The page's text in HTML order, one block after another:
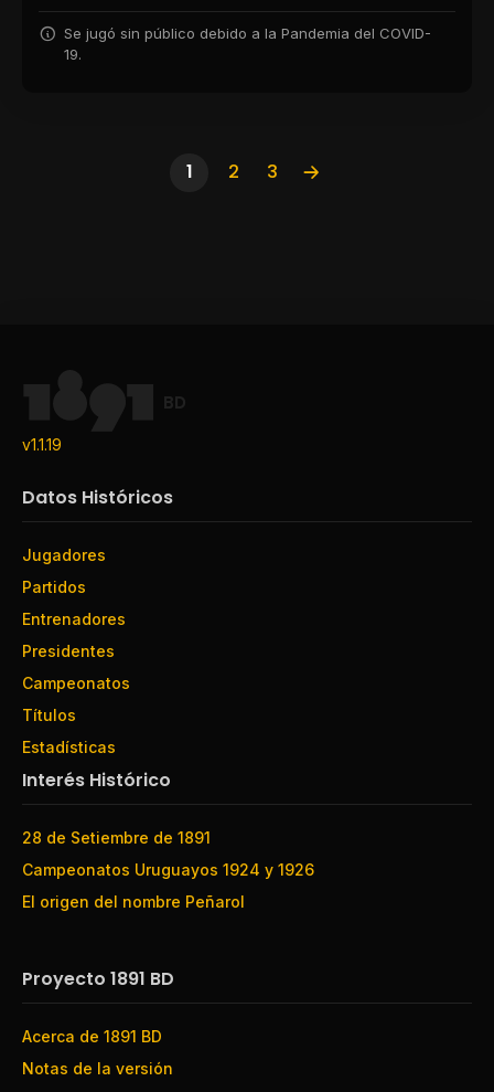
Se jugó sin público debido a la Pandemia del COVID-
19.
1 2 3
BD
v1.1.19
Datos Históricos
Jugadores
Partidos
Entrenadores
Presidentes
Campeonatos
Títulos
Estadísticas
Interés Histórico
28 de Setiembre de 1891
Campeonatos Uruguayos 1924 y 1926
El origen del nombre Peñarol
Proyecto 1891 BD
Acerca de 1891 BD
Notas de la versión